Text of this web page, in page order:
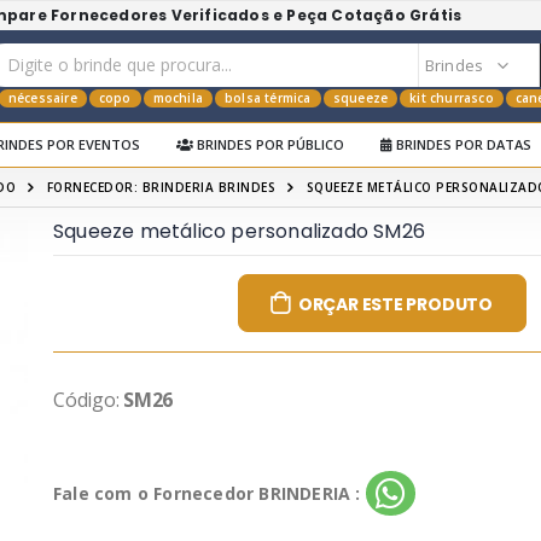
Fornecedores Verificados e Peça Cotação Grátis
nécessaire copo mochila bolsa térmica squeeze kit churrasco
POR EVENTOS BRINDES POR PÚBLICO BRINDES POR DATAS
FORNECEDOR: BRINDERIA BRINDES SQUEEZE METÁLICO
Squeeze metálico personalizado SM26
ORÇAR ESTE PRODUTO
Código: SM26
Fale com o Fornecedor BRINDERIA :